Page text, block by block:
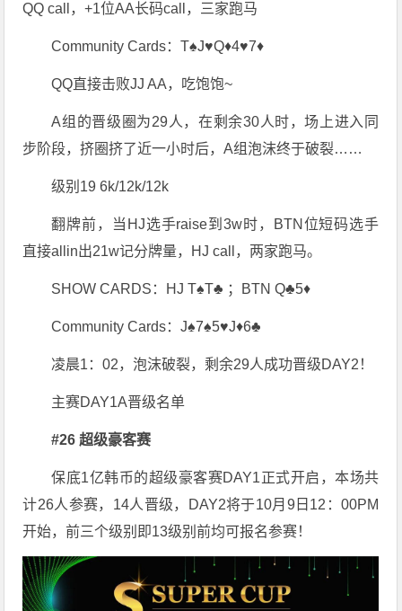
QQ call，+1位AA长码call，三家跑马
Community Cards：T♠J♥Q♦4♥7♦
QQ直接击败JJ AA，吃饱饱~
A组的晋级圈为29人，在剩余30人时，场上进入同
步阶段，挤圈挤了近一小时后，A组泡沫终于破裂……
级别19 6k/12k/12k
翻牌前，当HJ选手raise到3w时，BTN位短码选手
直接allin出21w记分牌量，HJ call，两家跑马。
SHOW CARDS：HJ T♠T♣ ；BTN Q♣5♦
Community Cards：J♠7♠5♥J♦6♣
凌晨1：02，泡沫破裂，剩余29人成功晋级DAY2！
主赛DAY1A晋级名单
#26 超级豪客赛
保底1亿韩币的超级豪客赛DAY1正式开启，本场共
计26人参赛，14人晋级，DAY2将于10月9日12：00PM
开始，前三个级别即13级别前均可报名参赛！